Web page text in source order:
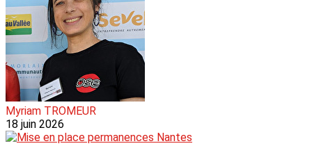
Myriam TROMEUR
18 juin 2026